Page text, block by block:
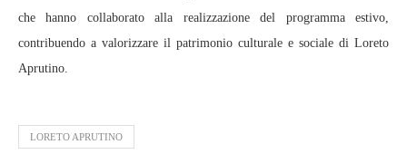
che hanno collaborato alla realizzazione del programma estivo,
contribuendo a valorizzare il patrimonio culturale e sociale di Loreto
Aprutino.
LORETO APRUTINO